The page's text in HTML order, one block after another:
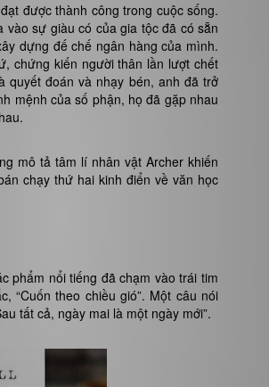
được thành công trong cuộc sống.
sự giàu có của gia tộc đã có sẵn
dựng đế chế ngân hàng của mình.
chứng kiến người thân lần lượt chết
quyết đoán và nhạy bén, anh đã trở
mệnh của số phận, họ đã gặp nhau
mô tả tâm lí nhân vật Archer khiến
chạy thứ hai kinh điển về văn học
phẩm nổi tiếng đã chạm vào trái tim
“Cuốn theo chiều gió”. Một câu nói
tất cả, ngày mai là một ngày mới”.